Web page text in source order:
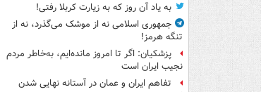
به یاد آن روز که به زیارت کربلا رفتی!
جمهوری اسلامی نه از موشک می‌گذرد، نه از
تنگه هرمز!
پزشکیان: اگر تا امروز مانده‌ایم، به‌خاطر مردم
نجیب ایران است
تفاهم ایران و عمان در آستانه نهایی شدن